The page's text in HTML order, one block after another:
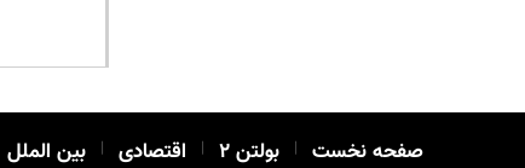
صفحه نخست | بولتن ۲ | اقتصادی | بین الملل